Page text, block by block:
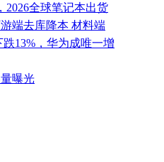
2026全球笔记本出货
端去库降本 材料端
13%，华为成唯一增
曝光